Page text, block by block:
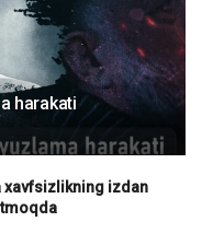
harakati
xavfsizlikning izdan